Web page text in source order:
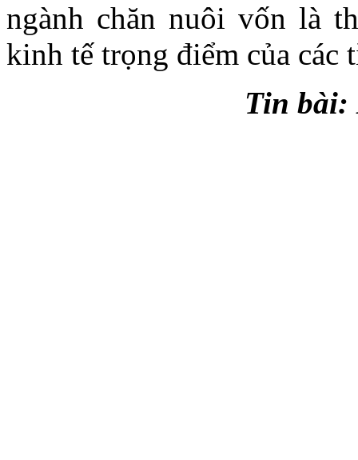
ngành chăn nuôi vốn là
kinh tế trọng điểm của các
Tin bài: